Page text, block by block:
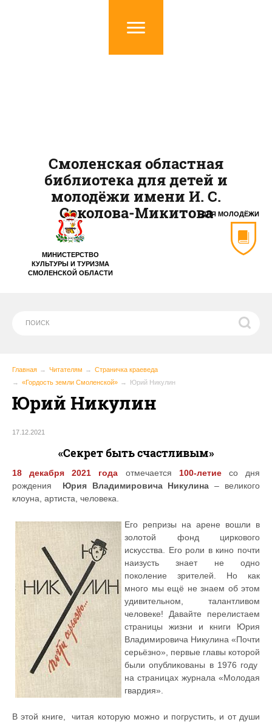
МИНИСТЕРСТВО
КУЛЬТУРЫ И ТУРИЗМА
СМОЛЕНСКОЙ ОБЛАСТИ
ДЛЯ МОЛОДЁЖИ
Смоленская областная
библиотека для детей и
молодёжи имени И. С.
Соколова-Микитова
Главная Читателям
Страничка краеведа
«Гордость земли Смоленской»
Юрий Никулин
Юрий Никулин
17.12.2021
«Секрет быть счастливым»
18 декабря 2021 года отмечается 100-летие со дня
рождения Юрия Владимировича Никулина – великого
клоуна, артиста, человека.
Его репризы на арене вошли в
золотой фонд циркового
искусства. Его роли в кино почти
наизусть знает не одно
поколение зрителей. Но как
много мы ещё не знаем об этом
удивительном, талантливом
человеке! Давайте перелистаем
страницы жизни и книги Юрия
Владимировича Никулина «Почти
серьёзно», первые главы которой
были опубликованы в 1976 году
на страницах журнала «Молодая
гвардия».
В этой книге, читая которую можно и погрустить, и от души